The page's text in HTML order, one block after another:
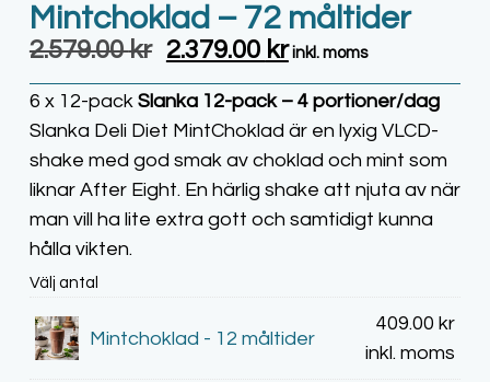
Mintchoklad – 72 måltider
2.579.00kr 2.379.00 kr inkl. moms
6 x 12-packSlanka 12-pack – 4 portioner/dag
Slanka Deli Diet MintChoklad är en lyxig VLCD-
shake med god smak av choklad och mint som
liknar After Eight. En härlig shake att njuta av när
man vill ha lite extra gott och samtidigt kunna
hålla vikten.
Välj antal
Mintchoklad - 12 måltider
409.00 kr
inkl. moms